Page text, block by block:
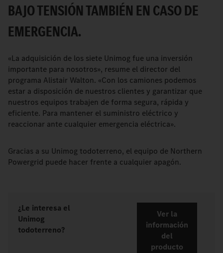
BAJO TENSIÓN TAMBIÉN EN CASO DE
EMERGENCIA.
«La adquisición de los siete Unimog fue una inversión
importante para nosotros», resume el director del
programa Alistair Walton. «Con los camiones podemos
estar a disposición de nuestros clientes y garantizar que
nuestros equipos trabajen de forma segura, rápida y
eficiente. Para mantener el suministro eléctrico y
reaccionar ante cualquier emergencia eléctrica».
Gracias a su Unimog todoterreno, el equipo de Northern
Powergrid puede hacer frente a cualquier apagón.
¿Le interesa el
Unimog
todoterreno?
Ver la
información
del
producto